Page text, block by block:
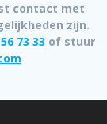
contact met
zijn.
73 33 of stuur